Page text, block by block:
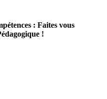
: Faites vous
!